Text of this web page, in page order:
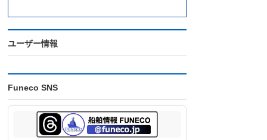
ユーザー情報
Funeco SNS